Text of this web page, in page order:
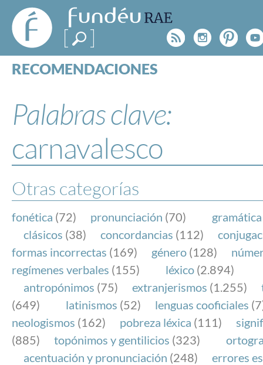
FundéuRAE
- Fundación
del Español
Urgente
Rss
RECOMENDACIONES
ESPECIALES
BLOG
NOTICIAS
FundéuRAE es una fundación patrocinada por la
y la Real Academia Española, cuyo objetivo es
el buen uso del español en los medios de
Internet.
Palabras clave:
carnavalesco
Otras categorías
fonética (72) pronunciación (70) gramática
clásicos (38) concordancias (112)
formas incorrectas (169) género (128)
regímenes verbales (155) léxico (2.894)
antropónimos (75) extranjerismos (1.255)
(649)
latinismos (52) lenguas cooficiales
neologismos (162) pobreza léxica (111)
(885)
topónimos y gentilicios (323)
acentuación y pronunciación (248)
errores